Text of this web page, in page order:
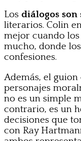
Los diálogos son
literarios. Colin
mejor cuando
mucho, donde
confesiones.
Además, el
personajes
no es un simple
contrario, es un
decisiones que
con Ray